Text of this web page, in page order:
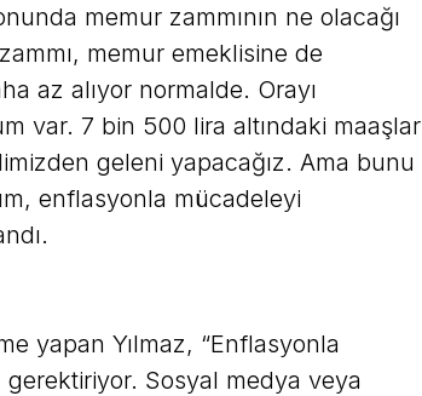
memur zammının ne olacağı
memur emeklisine de
az alıyor normalde. Orayı
var. 7 bin 500 lira altındaki maaşlar
geleni yapacağız. Ama bunu
enflasyonla mücadeleyi
yapan Yılmaz, “Enflasyonla
Sosyal medya veya